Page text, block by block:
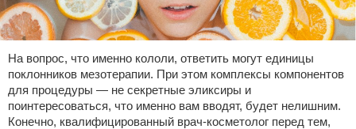
На вопрос, что именно кололи, ответить могут единицы
поклонников мезотерапии. При этом комплексы компонентов
для процедуры — не секретные эликсиры и
поинтересоваться, что именно вам вводят, будет нелишним.
Конечно, квалифицированный врач-косметолог перед тем,